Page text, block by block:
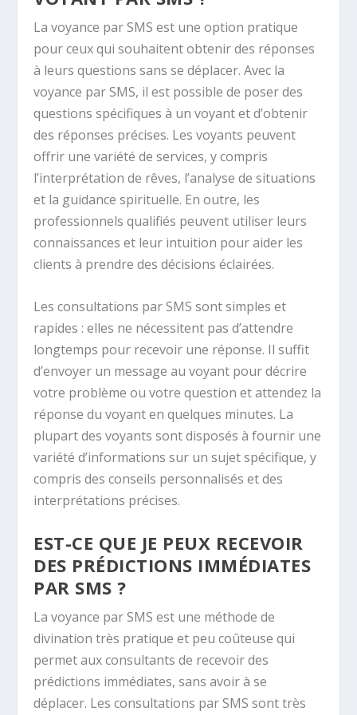
La voyance par SMS est une option pratique
pour ceux qui souhaitent obtenir des réponses
à leurs questions sans se déplacer. Avec la
voyance par SMS, il est possible de poser des
questions spécifiques à un voyant et d’obtenir
des réponses précises. Les voyants peuvent
offrir une variété de services, y compris
l’interprétation de rêves, l’analyse de situations
et la guidance spirituelle. En outre, les
professionnels qualifiés peuvent utiliser leurs
connaissances et leur intuition pour aider les
clients à prendre des décisions éclairées.
Les consultations par SMS sont simples et
rapides : elles ne nécessitent pas d’attendre
longtemps pour recevoir une réponse. Il suffit
d’envoyer un message au voyant pour décrire
votre problème ou votre question et attendez la
réponse du voyant en quelques minutes. La
plupart des voyants sont disposés à fournir une
variété d’informations sur un sujet spécifique, y
compris des conseils personnalisés et des
interprétations précises.
EST-CE QUE JE PEUX RECEVOIR
DES PRÉDICTIONS IMMÉDIATES
PAR SMS ?
La voyance par SMS est une méthode de
divination très pratique et peu coûteuse qui
permet aux consultants de recevoir des
prédictions immédiates, sans avoir à se
déplacer. Les consultations par SMS sont très